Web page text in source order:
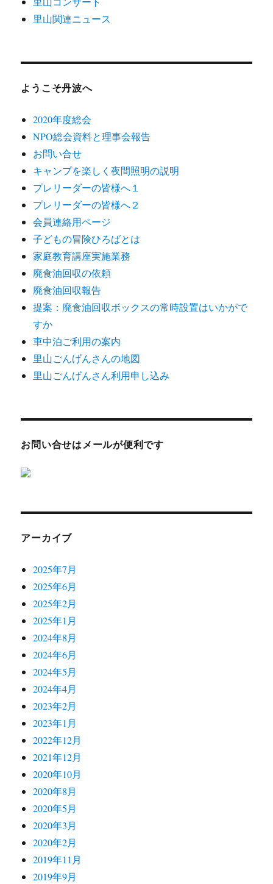
里山関連ニュース
ようこそ丹波へ
2020年度総会
NPO総会資料と理事会報告
お問い合せ
キャンプを楽しく夜間照明の説明
プレリーダーの皆様へ１
プレリーダーの皆様へ２
会員連絡用ページ
子どもの冒険ひろばとは
家庭教育講座実施業務
廃食油回収の依頼
廃食油回収報告
提案：廃食油回収ボックスの常時設置はいかがで
すか
車中泊ご利用の案内
里山ごんげんさんの地図
里山ごんげんさん利用申し込み
お問い合せはメールが便利です
アーカイブ
2025年7月
2025年6月
2025年2月
2025年1月
2024年8月
2024年6月
2024年5月
2024年4月
2023年2月
2023年1月
2022年12月
2021年12月
2020年10月
2020年8月
2020年5月
2020年3月
2020年2月
2019年11月
2019年9月